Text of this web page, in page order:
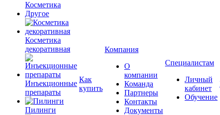
Косметика
Другое
Косметика
декоративная
Инъекционные
препараты
Пилинги
Как
купить
Компания
О
компании
Команда
Партнеры
Контакты
Документы
Специалистам
Личный
кабинет
Обучение